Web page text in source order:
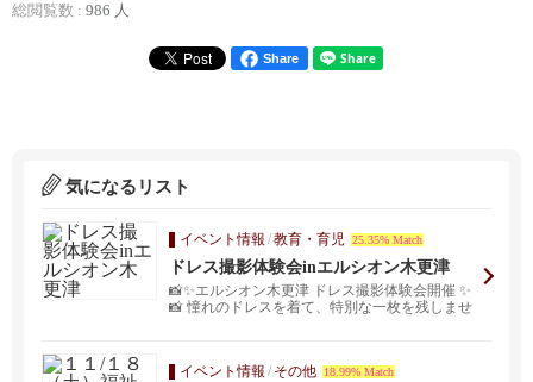
総閲覧数 : 986 人
Share
気になるリスト
イベント情報 /教育・育児 25.35% Match
ドレス撮影体験会inエルシオン木更津
📸✨エルシオン木更津 ドレス撮影体験会開催 ✨
📸 憧れのドレスを着て、特別な一枚を残しませ
イベント情報 / その他 18.99% Match